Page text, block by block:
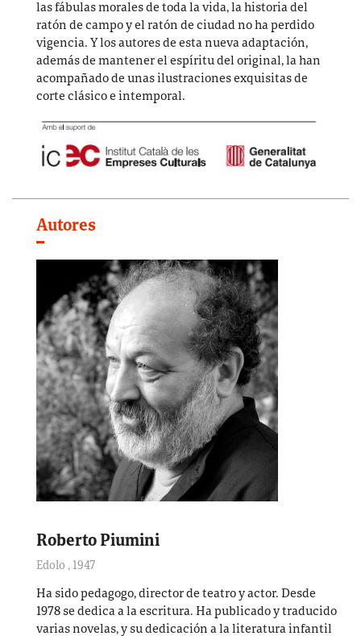
las fábulas morales de toda la vida, la historia del
ratón de campo y el ratón de ciudad no ha perdido
vigencia. Y los autores de esta nueva adaptación,
además de mantener el espíritu del original, la han
acompañado de unas ilustraciones exquisitas de
corte clásico e intemporal.
Autores
Roberto Piumini
Edolo , 1947
Ha sido pedagogo, director de teatro y actor. Desde
1978 se dedica a la escritura. Ha publicado y traducido
varias novelas, y su dedicación a la literatura infantil